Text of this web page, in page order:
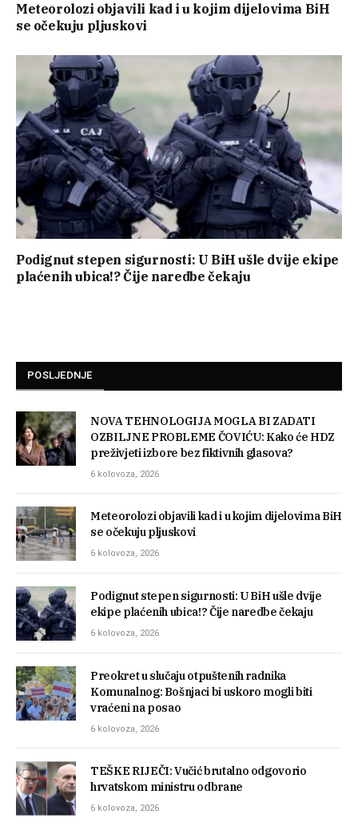
Meteorolozi objavili kad i u kojim dijelovima BiH
se očekuju pljuskovi
Podignut stepen sigurnosti: U BiH ušle dvije ekipe
plaćenih ubica!? Čije naredbe čekaju
POSLJEDNJE
NOVA TEHNOLOGIJA MOGLA BI ZADATI
OZBILJNE PROBLEME ČOVIĆU: Kako će HDZ
preživjeti izbore bez fiktivnih glasova?
6 kolovoza, 2026
Meteorolozi objavili kad i u kojim dijelovima BiH
se očekuju pljuskovi
6 kolovoza, 2026
Podignut stepen sigurnosti: U BiH ušle dvije
ekipe plaćenih ubica!? Čije naredbe čekaju
6 kolovoza, 2026
Preokret u slučaju otpuštenih radnika
Komunalnog: Bošnjaci bi uskoro mogli biti
vraćeni na posao
6 kolovoza, 2026
TEŠKE RIJEČI: Vučić brutalno odgovorio
hrvatskom ministru odbrane
6 kolovoza, 2026